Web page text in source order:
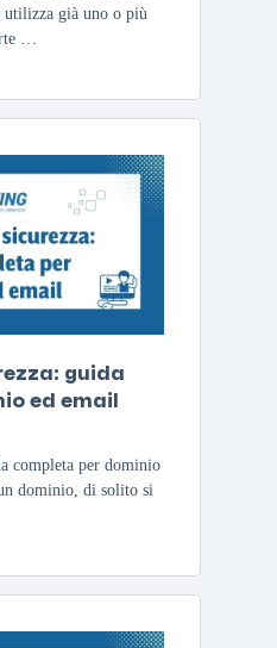
utilizza già uno o più
…
guida
ed email
completa per dominio
dominio, di solito si